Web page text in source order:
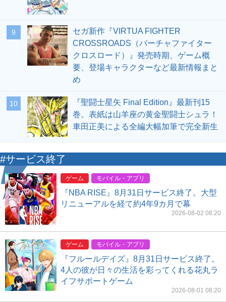
9
セガ新作『VIRTUA FIGHTER
CROSSROADS（バーチャファイター
クロスロード）』発売時期、ゲーム概
要、登場キャラクターなど最新情報まと
め
10
『聖闘士星矢 Final Edition』最新刊15
巻。表紙は山羊座の黄金聖闘士シュラ！
車田正美による全編大幅加筆で完全新生
#サービス終了
ゲーム モバイル・アプリ
『NBA RISE』8月31日サービス終了。大型
リニューアルを経て約4年9カ月で幕
2026-08-02 08:20
ゲーム モバイル・アプリ
『フルールデイズ』8月31日サービス終了。
4人の彼が日々の生活を彩ってくれる花丸ラ
イフサポートゲーム
2026-08-01 08:20